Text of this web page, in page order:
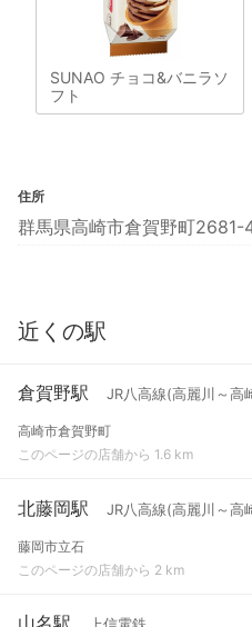
SUNAO チョコ&バニラソ
フト
住所
群馬県高崎市倉賀野町2681-
近くの駅
倉賀野駅 JR八高線(高麗川～高
高崎市倉賀野町
このページの店舗から 1.6 km
北藤岡駅 JR八高線(高麗川～高
藤岡市立石
このページの店舗から 2 km
山名駅